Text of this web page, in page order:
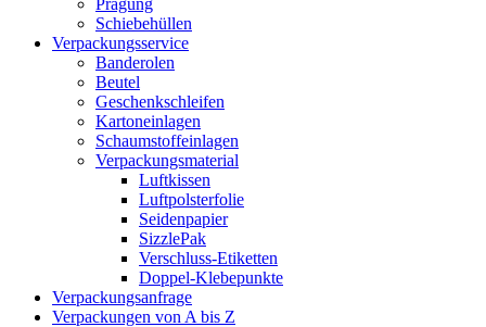
Prägung
Schiebehüllen
Verpackungsservice
Banderolen
Beutel
Geschenkschleifen
Kartoneinlagen
Schaumstoffeinlagen
Verpackungsmaterial
Luftkissen
Luftpolsterfolie
Seidenpapier
SizzlePak
Verschluss-Etiketten
Doppel-Klebepunkte
Verpackungsanfrage
Verpackungen von A bis Z